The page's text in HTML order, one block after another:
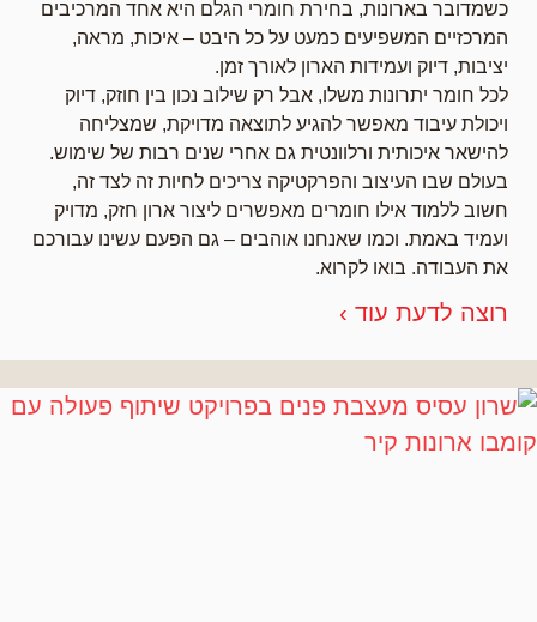
כשמדובר בארונות, בחירת חומרי הגלם היא אחד המרכיבים
המרכזיים המשפיעים כמעט על כל היבט – איכות, מראה,
יציבות, דיוק ועמידות הארון לאורך זמן.
לכל חומר יתרונות משלו, אבל רק שילוב נכון בין חוזק, דיוק
ויכולת עיבוד מאפשר להגיע לתוצאה מדויקת, שמצליחה
להישאר איכותית ורלוונטית גם אחרי שנים רבות של שימוש.
בעולם שבו העיצוב והפרקטיקה צריכים לחיות זה לצד זה,
חשוב ללמוד אילו חומרים מאפשרים ליצור ארון חזק, מדויק
ועמיד באמת. וכמו שאנחנו אוהבים – גם הפעם עשינו עבורכם
את העבודה. בואו לקרוא.
רוצה לדעת עוד ›